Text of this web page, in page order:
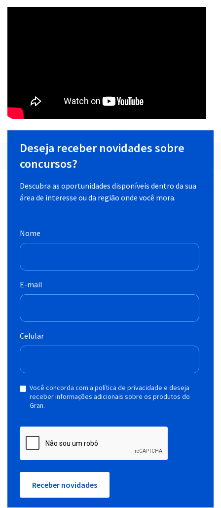
Deseja receber novidades sobre
concursos?
Descubra as oportunidades disponíveis dentro da sua
área de interesse ou da região onde você mora.
Nome
E-mail
Celular
Você concorda com a política de privacidade e deseja
receber informações adicionais sobre os produtos do
Gran.
Receber novidades